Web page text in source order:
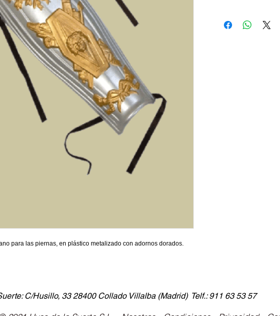
para las piernas, en plástico metalizado con adornos dorados.
C/Husillo, 33 28400 Collado Villalba (Madrid) Telf.: 911 63 53 57